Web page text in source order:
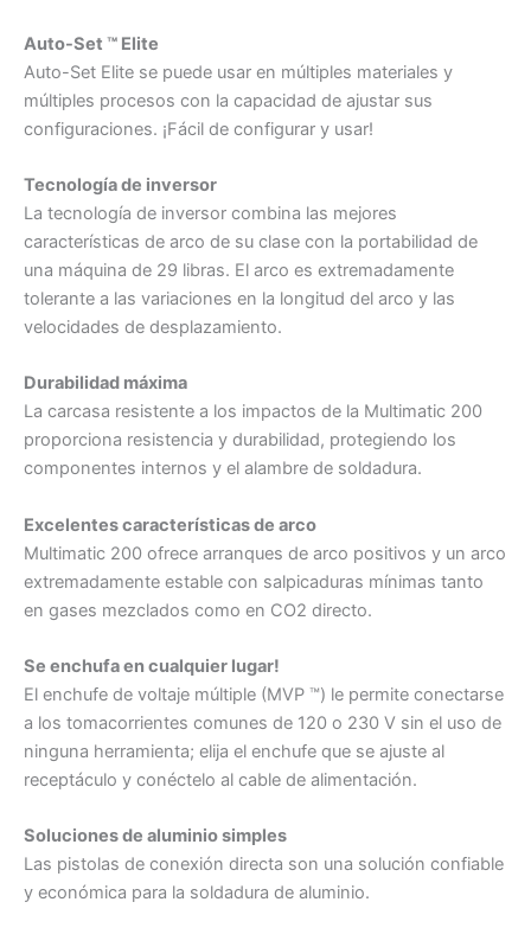
Auto-Set ™ Elite
Auto-Set Elite se puede usar en múltiples materiales y
múltiples procesos con la capacidad de ajustar sus
configuraciones. ¡Fácil de configurar y usar!
Tecnología de inversor
La tecnología de inversor combina las mejores
características de arco de su clase con la portabilidad de
una máquina de 29 libras. El arco es extremadamente
tolerante a las variaciones en la longitud del arco y las
velocidades de desplazamiento.
Durabilidad máxima
La carcasa resistente a los impactos de la Multimatic 200
proporciona resistencia y durabilidad, protegiendo los
componentes internos y el alambre de soldadura.
Excelentes características de arco
Multimatic 200 ofrece arranques de arco positivos y un arco
extremadamente estable con salpicaduras mínimas tanto
en gases mezclados como en CO2 directo.
Se enchufa en cualquier lugar!
El enchufe de voltaje múltiple (MVP ™) le permite conectarse
a los tomacorrientes comunes de 120 o 230 V sin el uso de
ninguna herramienta; elija el enchufe que se ajuste al
receptáculo y conéctelo al cable de alimentación.
Soluciones de aluminio simples
Las pistolas de conexión directa son una solución confiable
y económica para la soldadura de aluminio.